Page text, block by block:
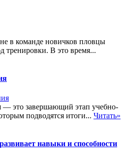
в команде новичков пловцы
тренировки. В это время...
— это завершающий этап учебно-
подводятся итоги... Читать»
навыки и способности